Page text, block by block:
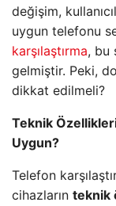
değişim,
uygun telefonu
karşılaştırma, bu
gelmiştir. Peki,
dikkat edilmeli?
Teknik
Uygun?
Telefon
cihazların teknik